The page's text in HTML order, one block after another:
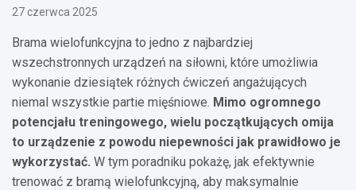
27 czerwca 2025
Brama wielofunkcyjna to jedno z najbardziej
wszechstronnych urządzeń na siłowni, które umożliwia
wykonanie dziesiątek różnych ćwiczeń angażujących
niemal wszystkie partie mięśniowe. Mimo ogromnego
potencjału treningowego, wielu początkujących omija
to urządzenie z powodu niepewności jak prawidłowo je
wykorzystać. W tym poradniku pokażę, jak efektywnie
trenować z bramą wielofunkcyjną, aby maksymalnie